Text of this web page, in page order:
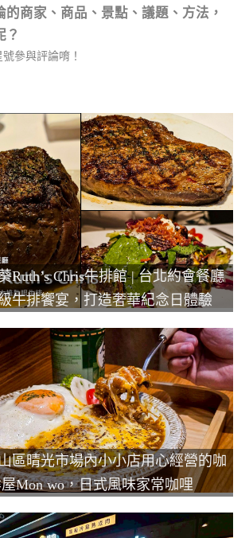
的商家、商品、景點、議題、方法，
？
參與評論唷！
Ruth’s Chris牛排館 | 台北約會餐廳
牛排饗宴，打造奢華紀念日體驗
區晴光市場內小小店用心經營的咖
Mon wo，日式風味家常咖哩